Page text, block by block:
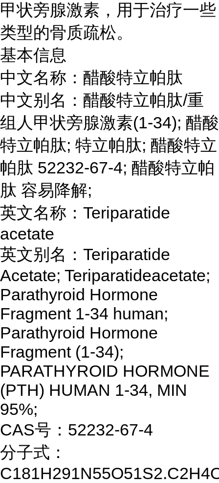
甲状旁腺激素，用于治疗一些
类型的骨质疏松。
基本信息
中文名称：醋酸特立帕肽
中文别名：醋酸特立帕肽/重
组人甲状旁腺激素(1-34); 醋酸
特立帕肽; 特立帕肽; 醋酸特立
帕肽 52232-67-4; 醋酸特立帕
肽 容易降解;
英文名称：Teriparatide
acetate
英文别名：Teriparatide
Acetate; Teriparatideacetate;
Parathyroid Hormone
Fragment 1-34 human;
Parathyroid Hormone
Fragment (1-34);
PARATHYROID HORMONE
(PTH) HUMAN 1-34, MIN
95%;
CAS号：52232-67-4
分子式：